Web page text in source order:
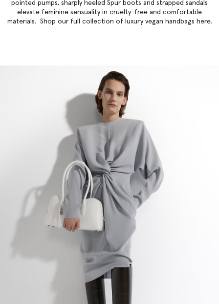
pointed pumps, sharply heeled Spur boots and strapped sandals
elevate feminine sensuality in cruelty-free and comfortable
materials. Shop our full collection of luxury vegan handbags here.